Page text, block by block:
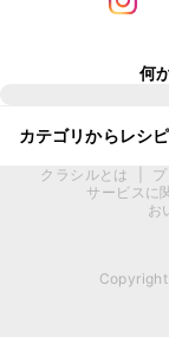
何
カテゴリからレシ
クラシルとは
サービスに
お